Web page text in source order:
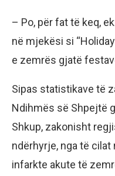
– Po, për fat të keq,
në mjekësi si
e zemrës gjatë
Sipas statistikave të
Ndihmës së Shpejtë
Shkup, zakonisht
ndërhyrje, nga të
infarkte akute të